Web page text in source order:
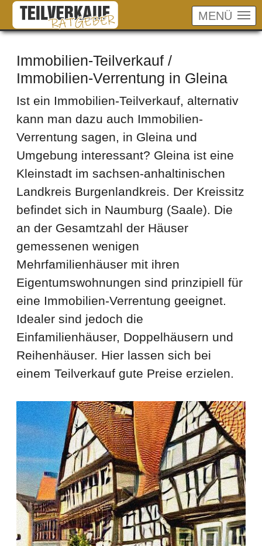
Skip to main content
MENÜ
Immobilien-Teilverkauf /
Immobilien-Verrentung in Gleina
Ist ein Immobilien-Teilverkauf, alternativ
kann man dazu auch Immobilien-
Verrentung sagen, in Gleina und
Umgebung interessant? Gleina ist eine
Kleinstadt im sachsen-anhaltinischen
Landkreis Burgenlandkreis. Der Kreissitz
befindet sich in Naumburg (Saale). Die
an der Gesamtzahl der Häuser
gemessenen wenigen
Mehrfamilienhäuser mit ihren
Eigentumswohnungen sind prinzipiell für
eine Immobilien-Verrentung geeignet.
Idealer sind jedoch die
Einfamilienhäuser, Doppelhäusern und
Reihenhäuser. Hier lassen sich bei
einem Teilverkauf gute Preise erzielen.